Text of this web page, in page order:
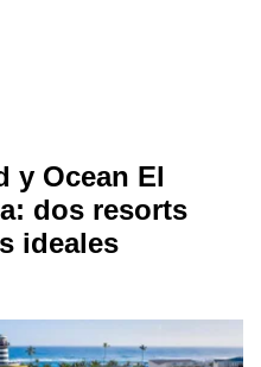
y Ocean El
dos resorts
ideales